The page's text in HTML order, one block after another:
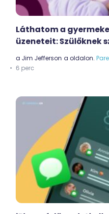
Láthatom a
üzeneteit: Szülőknek
a Jim Jefferson a oldalon.
6 perc